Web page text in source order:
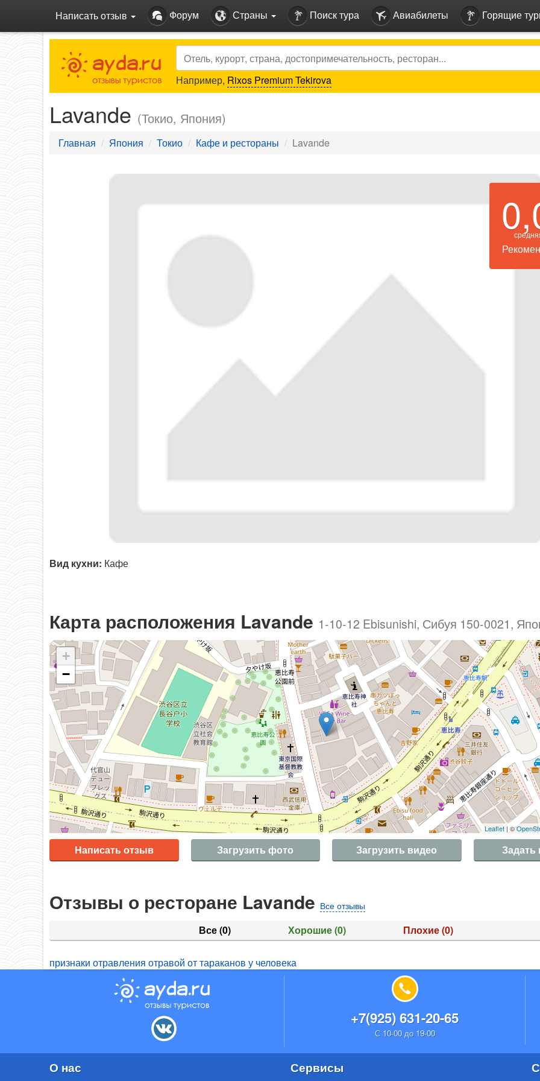
Написать отзыв Форум Страны Поиск тура Авиабилеты Горящие
Search
Например, Rixos Premium Tekirova
Lavande (Токио, Япония)
Главная Япония Токио Кафе и рестораны Lavande
Вид кухни: Кафе
Карта расположения Lavande 1-10-12 Ebisunishi, Сибуя 150-0021,
+
−
Leaflet | ©
Написать отзыв Загрузить фото Загрузить видео Задать
Отзывы о ресторане Lavande Все отзывы
Все(0) Хорошие(0) Плохие(0)
признаки отравления отравой от тараканов у человека
+7(925) 631-20-65
С 10-00 до 19-00
О нас Сервисы